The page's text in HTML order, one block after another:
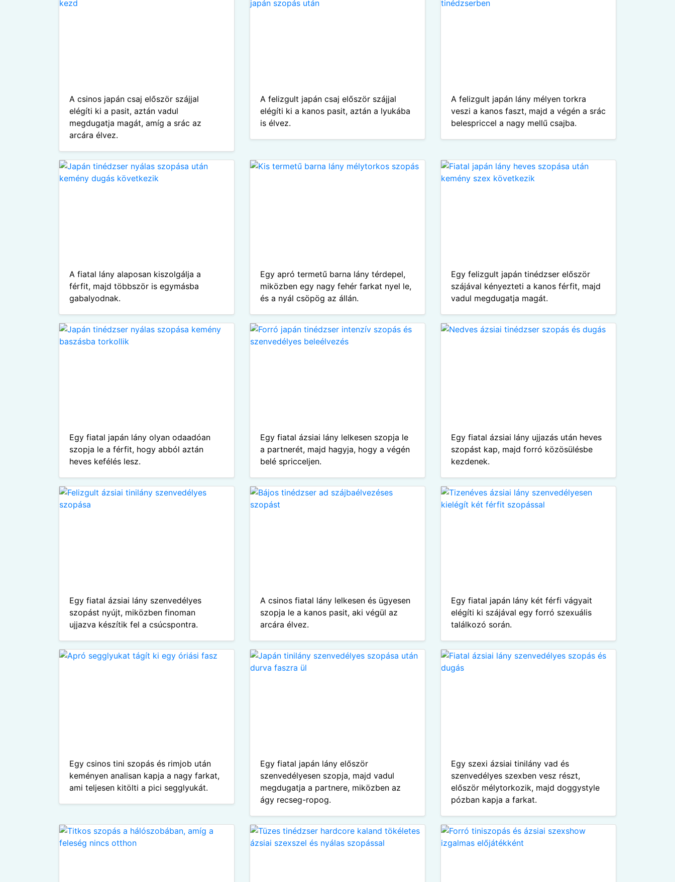
A csinos japán csaj először szájjal
elégíti ki a pasit, aztán vadul
megdugatja magát, amíg a srác az
arcára élvez.
A felizgult japán csaj először szájjal
elégíti ki a kanos pasit, aztán a lyukába
is élvez.
A felizgult japán lány mélyen torkra
veszi a kanos faszt, majd a végén a srác
belespriccel a nagy mellű csajba.
A fiatal lány alaposan kiszolgálja a
férfit, majd többször is egymásba
gabalyodnak.
Egy apró termetű barna lány térdepel,
miközben egy nagy fehér farkat nyel le,
és a nyál csöpög az állán.
Egy felizgult japán tinédzser először
szájával kényezteti a kanos férfit, majd
vadul megdugatja magát.
Egy fiatal japán lány olyan odaadóan
szopja le a férfit, hogy abból aztán
heves kefélés lesz.
Egy fiatal ázsiai lány lelkesen szopja le
a partnerét, majd hagyja, hogy a végén
belé spricceljen.
Egy fiatal ázsiai lány ujjazás után heves
szopást kap, majd forró közösülésbe
kezdenek.
Egy fiatal ázsiai lány szenvedélyes
szopást nyújt, miközben finoman
ujjazva készítik fel a csúcspontra.
A csinos fiatal lány lelkesen és ügyesen
szopja le a kanos pasit, aki végül az
arcára élvez.
Egy fiatal japán lány két férfi vágyait
elégíti ki szájával egy forró szexuális
találkozó során.
Egy csinos tini szopás és rimjob után
keményen analisan kapja a nagy farkat,
ami teljesen kitölti a pici segglyukát.
Egy fiatal japán lány először
szenvedélyesen szopja, majd vadul
megdugatja a partnere, miközben az
ágy recseg-ropog.
Egy szexi ázsiai tinilány vad és
szenvedélyes szexben vesz részt,
először mélytorkozik, majd doggystyle
pózban kapja a farkat.